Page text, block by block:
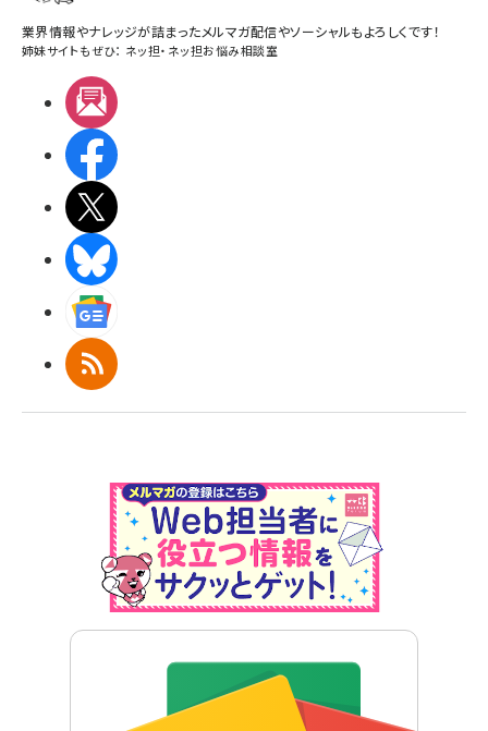
業界情報やナレッジが詰まったメルマガ配信やソーシャルもよろしくです！
姉妹サイトもぜひ： ネッ担・ ネッ担お悩み相談室
RSS